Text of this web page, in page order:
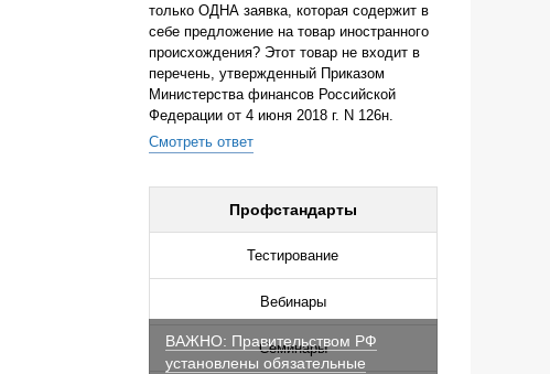
только ОДНА заявка, которая содержит в
себе предложение на товар иностранного
происхождения? Этот товар не входит в
перечень, утвержденный Приказом
Министерства финансов Российской
Федерации от 4 июня 2018 г. N 126н.
Смотреть ответ
Профстандарты
Тестирование
Вебинары
Семинары
ВАЖНО: Правительством РФ
установлены обязательные